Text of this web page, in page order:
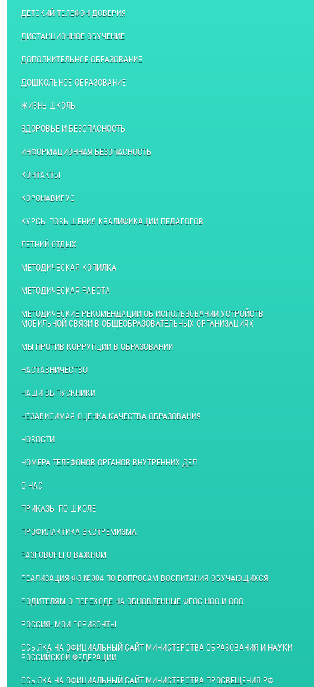
ДЕТСКИЙ ТЕЛЕФОН ДОВЕРИЯ
ДИСТАНЦИОННОЕ ОБУЧЕНИЕ
ДОПОЛНИТЕЛЬНОЕ ОБРАЗОВАНИЕ
ДОШКОЛЬНОЕ ОБРАЗОВАНИЕ
ЖИЗНЬ ШКОЛЫ
ЗДОРОВЬЕ И БЕЗОПАСНОСТЬ
ИНФОРМАЦИОННАЯ БЕЗОПАСНОСТЬ
КОНТАКТЫ
КОРОНАВИРУС
КУРСЫ ПОВЫШЕНИЯ КВАЛИФИКАЦИИ ПЕДАГОГОВ
ЛЕТНИЙ ОТДЫХ
МЕТОДИЧЕСКАЯ КОПИЛКА
МЕТОДИЧЕСКАЯ РАБОТА
МЕТОДИЧЕСКИЕ РЕКОМЕНДАЦИИ ОБ ИСПОЛЬЗОВАНИИ УСТРОЙСТВ
МОБИЛЬНОЙ СВЯЗИ В ОБЩЕОБРАЗОВАТЕЛЬНЫХ ОРГАНИЗАЦИЯХ
МЫ ПРОТИВ КОРРУПЦИИ В ОБРАЗОВАНИИ
НАСТАВНИЧЕСТВО
НАШИ ВЫПУСКНИКИ
НЕЗАВИСИМАЯ ОЦЕНКА КАЧЕСТВА ОБРАЗОВАНИЯ
НОВОСТИ
НОМЕРА ТЕЛЕФОНОВ ОРГАНОВ ВНУТРЕННИХ ДЕЛ.
О НАС
ПРИКАЗЫ ПО ШКОЛЕ
ПРОФИЛАКТИКА ЭКСТРЕМИЗМА
РАЗГОВОРЫ О ВАЖНОМ
РЕАЛИЗАЦИЯ ФЗ №304 ПО ВОПРОСАМ ВОСПИТАНИЯ ОБУЧАЮЩИХСЯ
РОДИТЕЛЯМ О ПЕРЕХОДЕ НА ОБНОВЛЁННЫЕ ФГОС НОО И ООО
РОССИЯ- МОИ ГОРИЗОНТЫ
ССЫЛКА НА ОФИЦИАЛЬНЫЙ САЙТ МИНИСТЕРСТВА ОБРАЗОВАНИЯ И НАУКИ
РОССИЙСКОЙ ФЕДЕРАЦИИ
ССЫЛКА НА ОФИЦИАЛЬНЫЙ САЙТ МИНИСТЕРСТВА ПРОСВЕЩЕНИЯ РФ